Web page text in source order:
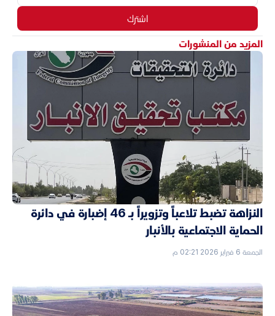
اشترك
المزيد من المنشورات
النزاهة تضبط تلاعباً وتزويراً بـ 46 إضبارة في دائرة
الحماية الاجتماعية بالأنبار
الجمعة 6 فبراير 2026 02:21 م